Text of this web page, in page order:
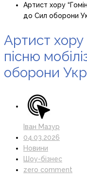
Артист хору
до Сил оборони
Артист хору
пісню
оборони
Іван Мазур
04.03.2026
Новини
Шоу-бізнес
zero comment